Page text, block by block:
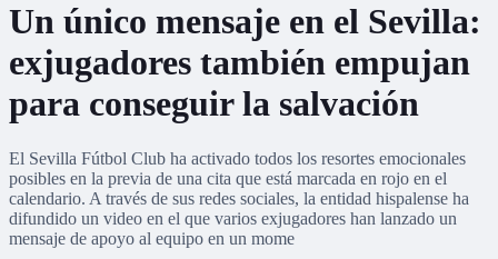
Un único mensaje en el Sevilla:
exjugadores también empujan
para conseguir la salvación
El Sevilla Fútbol Club ha activado todos los resortes emocionales
posibles en la previa de una cita que está marcada en rojo en el
calendario. A través de sus redes sociales, la entidad hispalense ha
difundido un video en el que varios exjugadores han lanzado un
mensaje de apoyo al equipo en un mome